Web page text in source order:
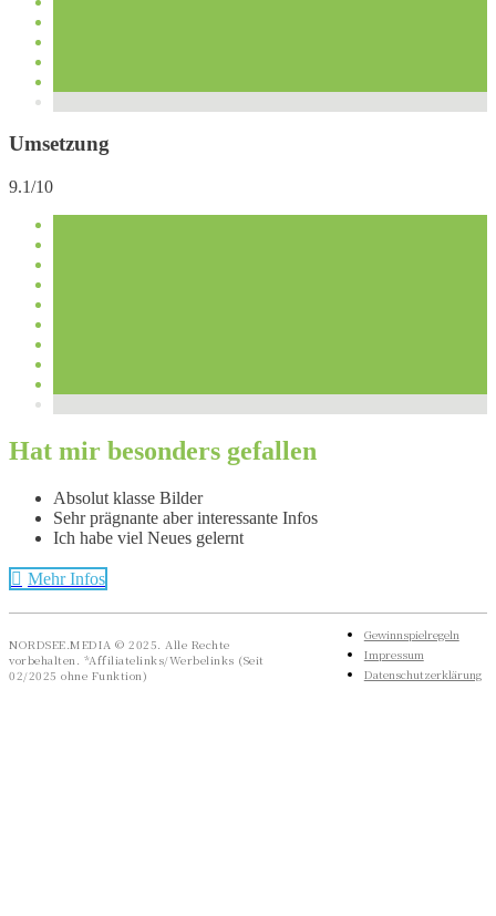
Umsetzung
9.1/10
Hat mir besonders gefallen
Absolut klasse Bilder
Sehr prägnante aber interessante Infos
Ich habe viel Neues gelernt
Mehr Infos
NORDSEE.MEDIA © 2025. Alle Rechte
vorbehalten. *Affiliatelinks/Werbelinks (Seit
02/2025 ohne Funktion)
Gewinnspielregeln
Impressum
Datenschutzerklärung